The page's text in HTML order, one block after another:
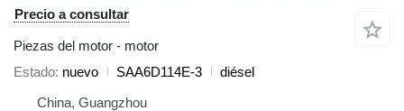
Precio a consultar
Piezas del motor - motor
Estado nuevo SAA6D114E-3
diésel
China, Guangzhou